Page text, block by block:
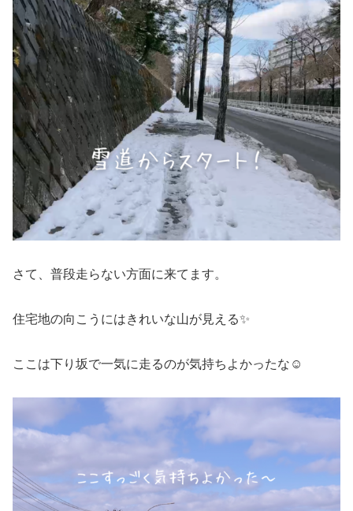
さて、普段走らない方面に来てます。
住宅地の向こうにはきれいな山が見える✨
ここは下り坂で一気に走るのが気持ちよかったな☺️